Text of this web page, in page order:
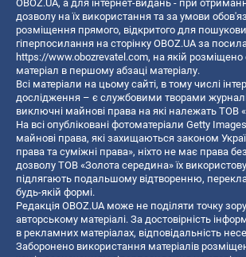
OBOZ.UA, а для інтернет-видань - при
дозволу на їх використання та за умови
розміщення прямого, відкритого для
гіперпосилання на сторінку OBOZ.UA за
https://www.obozrevatel.com, на якій розміщено
матеріал в першому абзаці матеріалу.
Всі матеріали на цьому сайті, в тому числі
дослідження – є службовими творами
виключні майнові права на які належать ТОВ
На всі опубліковані фотоматеріали Getty
майнові права, які захищаються законом
права та суміжні права», ніхто не має права
дозволу ТОВ «Золота середина» їх
підлягають подальшому відтворенню,
будь-якій формі.
Редакція OBOZ.UA може не поділяти точку
авторському матеріалі. За достовірність
в рекламних матеріалах, відповідальність
Заборонено використання матеріалів